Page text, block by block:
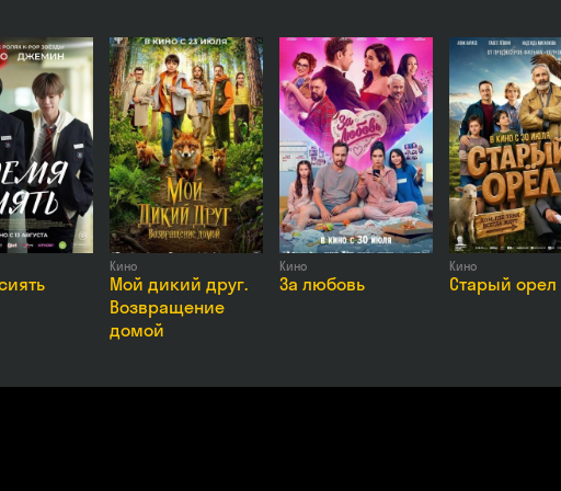
Маякин, Снежана Самохина, Никита Шишкин, Егор Дружинин, Сергей
Комедия, Приключение
Кино
Мой дикий друг.
Возвращение
домой
Кино
За любовь
Кино
Старый орел